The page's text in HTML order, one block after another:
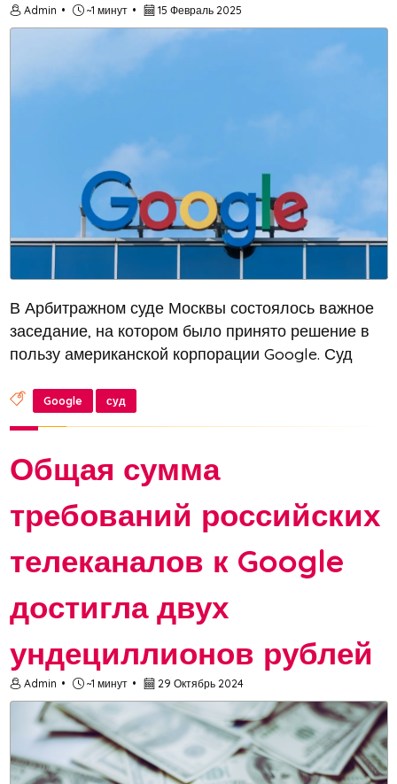
Admin ~1 минут 15 Февраль 2025
В Арбитражном суде Москвы состоялось важное
заседание, на котором было принято решение в
пользу американской корпорации Google. Суд
запрете списания средств со счетов ООО «Гугл»,
ранее обязавшегося выплатить...
Google суд
Общая сумма
требований российских
телеканалов к Google
достигла двух
ундециллионов рублей
Admin ~1 минут 29 Октябрь 2024